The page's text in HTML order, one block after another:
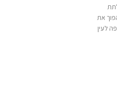
את
לעין